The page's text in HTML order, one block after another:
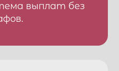
выплат без